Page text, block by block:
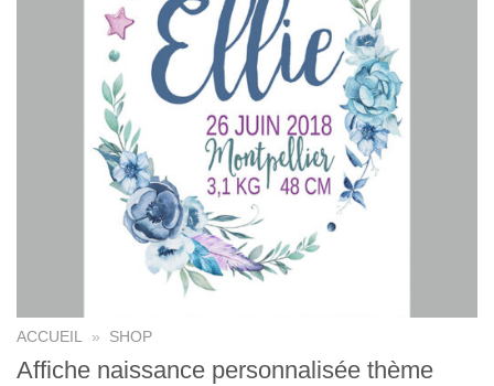
ACCUEIL » SHOP
Affiche naissance personnalisée thème